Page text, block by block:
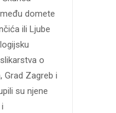
domete
ili Ljube
o
Grad Zagreb i
su njene